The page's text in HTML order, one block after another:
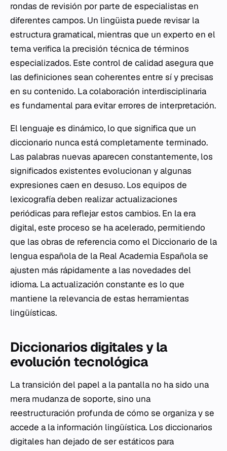
rondas de revisión por parte de especialistas en
diferentes campos. Un lingüista puede revisar la
estructura gramatical, mientras que un experto en el
tema verifica la precisión técnica de términos
especializados. Este control de calidad asegura que
las definiciones sean coherentes entre sí y precisas
en su contenido. La colaboración interdisciplinaria
es fundamental para evitar errores de interpretación.
El lenguaje es dinámico, lo que significa que un
diccionario nunca está completamente terminado.
Las palabras nuevas aparecen constantemente, los
significados existentes evolucionan y algunas
expresiones caen en desuso. Los equipos de
lexicografía deben realizar actualizaciones
periódicas para reflejar estos cambios. En la era
digital, este proceso se ha acelerado, permitiendo
que las obras de referencia como el Diccionario de la
lengua española de la Real Academia Española se
ajusten más rápidamente a las novedades del
idioma. La actualización constante es lo que
mantiene la relevancia de estas herramientas
lingüísticas.
Diccionarios digitales y la
evolución tecnológica
La transición del papel a la pantalla no ha sido una
mera mudanza de soporte, sino una
reestructuración profunda de cómo se organiza y se
accede a la información lingüística. Los diccionarios
digitales han dejado de ser estáticos para